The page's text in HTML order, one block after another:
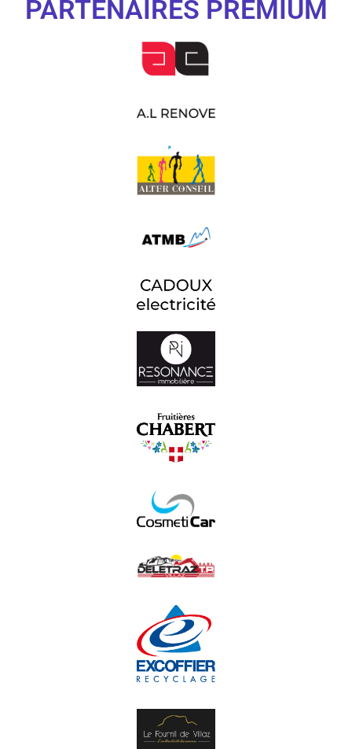
PARTENAIRES PREMIUM